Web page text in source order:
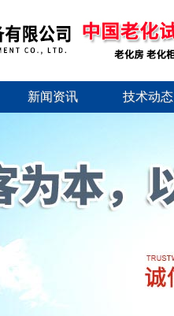
新闻资讯 技术动态